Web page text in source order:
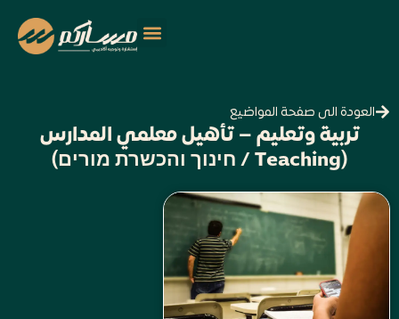
العودة الى صفحة المواضيع
تربية وتعليم – تأهيل معلمي المدارس
(Teaching / חינוך והכשרת מורים)